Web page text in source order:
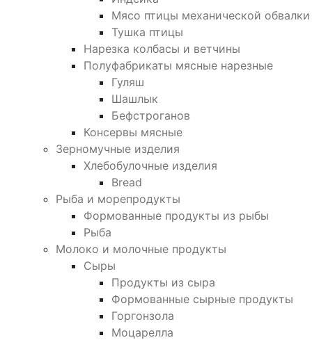
Мясо птицы механической обвалки
Тушка птицы
Нарезка колбасы и ветчины
Полуфабрикаты мясные нарезные
Гуляш
Шашлык
Бефстроганов
Консервы мясные
Зерномучные изделия
Хлебобулочные изделия
Bread
Рыба и морепродукты
Формованные продукты из рыбы
Рыба
Молоко и молочные продукты
Сыры
Продукты из сыра
Формованные сырные продукты
Горгонзола
Моцарелла